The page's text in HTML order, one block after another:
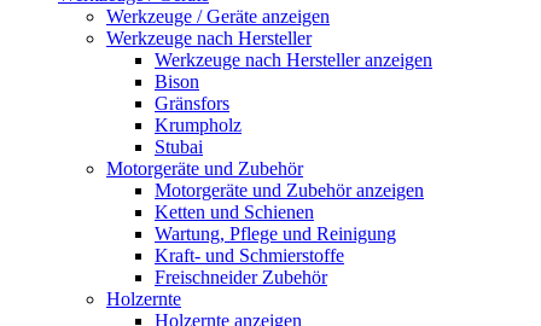
Werkzeuge / Geräte anzeigen
Werkzeuge nach Hersteller
Werkzeuge nach Hersteller anzeigen
Bison
Gränsfors
Krumpholz
Stubai
Motorgeräte und Zubehör
Motorgeräte und Zubehör anzeigen
Ketten und Schienen
Wartung, Pflege und Reinigung
Kraft- und Schmierstoffe
Freischneider Zubehör
Holzernte
Holzernte anzeigen